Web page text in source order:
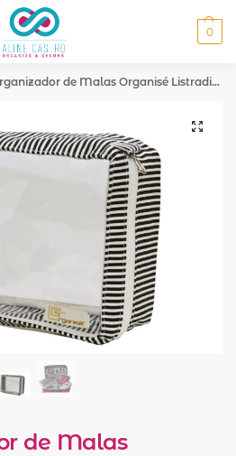
0
de Malas Organisé Listradinho Preto
de Malas